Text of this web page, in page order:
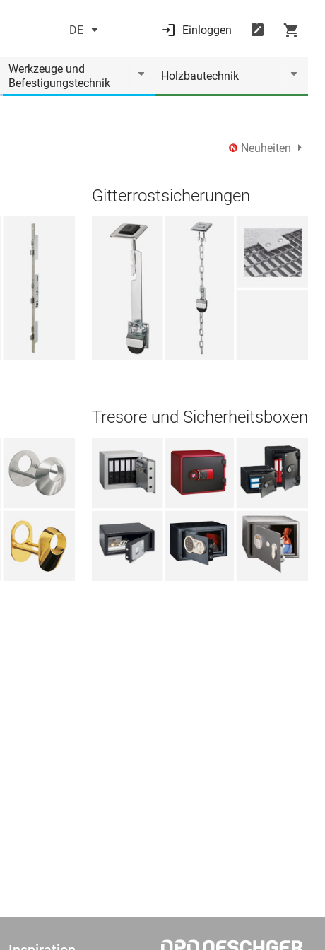
DE Einloggen
Werkzeuge und
Befestigungstechnik
Holzbautechnik
Neuheiten
Gitterrostsicherungen
Tresore und Sicherheitsboxen